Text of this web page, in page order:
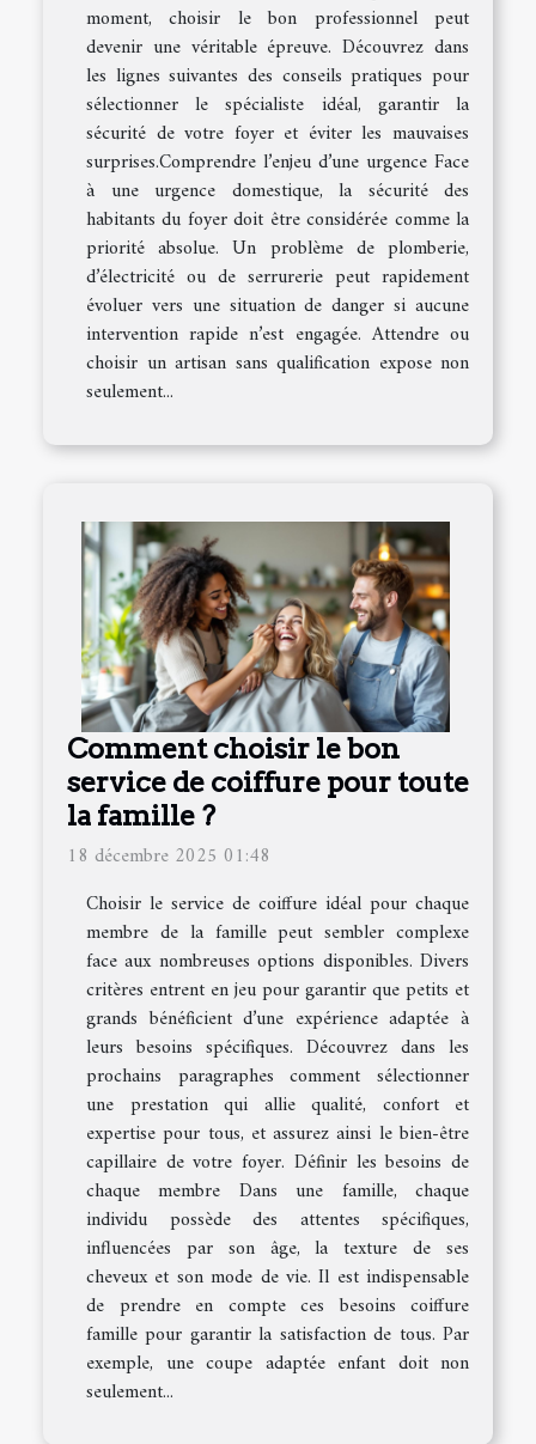
moment, choisir le bon professionnel peut
devenir une véritable épreuve. Découvrez dans
les lignes suivantes des conseils pratiques pour
sélectionner le spécialiste idéal, garantir la
sécurité de votre foyer et éviter les mauvaises
surprises.Comprendre l’enjeu d’une urgence Face
à une urgence domestique, la sécurité des
habitants du foyer doit être considérée comme la
priorité absolue. Un problème de plomberie,
d’électricité ou de serrurerie peut rapidement
évoluer vers une situation de danger si aucune
intervention rapide n’est engagée. Attendre ou
choisir un artisan sans qualification expose non
seulement...
Comment choisir le bon
service de coiffure pour toute
la famille ?
18 décembre 2025 01:48
Choisir le service de coiffure idéal pour chaque
membre de la famille peut sembler complexe
face aux nombreuses options disponibles. Divers
critères entrent en jeu pour garantir que petits et
grands bénéficient d’une expérience adaptée à
leurs besoins spécifiques. Découvrez dans les
prochains paragraphes comment sélectionner
une prestation qui allie qualité, confort et
expertise pour tous, et assurez ainsi le bien-être
capillaire de votre foyer. Définir les besoins de
chaque membre Dans une famille, chaque
individu possède des attentes spécifiques,
influencées par son âge, la texture de ses
cheveux et son mode de vie. Il est indispensable
de prendre en compte ces besoins coiffure
famille pour garantir la satisfaction de tous. Par
exemple, une coupe adaptée enfant doit non
seulement...